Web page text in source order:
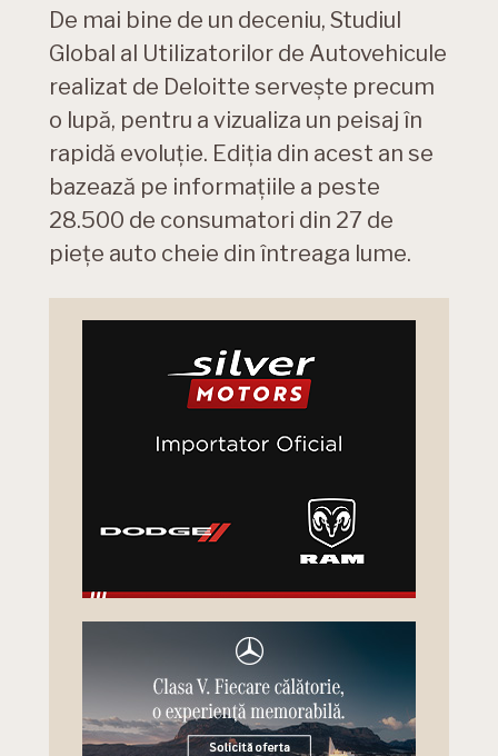
De mai bine de un deceniu, Studiul
Global al Utilizatorilor de Autovehicule
realizat de Deloitte servește precum
o lupă, pentru a vizualiza un peisaj în
rapidă evoluție. Ediția din acest an se
bazează pe informațiile a peste
28.500 de consumatori din 27 de
piețe auto cheie din întreaga lume.